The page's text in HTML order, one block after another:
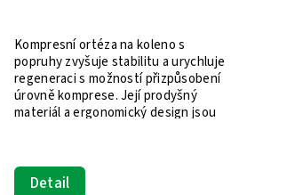
Detail
Kompresní ortéza na koleno s
popruhy zvyšuje stabilitu a urychluje
regeneraci s možností přizpůsobení
úrovně komprese. Její prodyšný
materiál a ergonomický design jsou